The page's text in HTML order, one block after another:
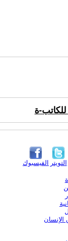
للكاتب-ة
الفيسبوك التويتر
الإنسان